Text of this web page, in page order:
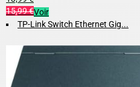
15,99 €Voir
TP-Link Switch Ethernet Gig...